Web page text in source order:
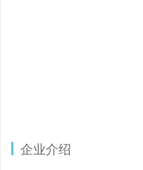
企业介绍